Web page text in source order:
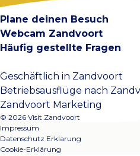
Plane deinen Besuch
Webcam Zandvoort
Häufig gestellte Fragen
Geschäftlich in Zandvoort
Betriebsausflüge nach
Zandvoort Marketing
© 2026 Visit Zandvoort
Impressum
Datenschutz Erklarung
Cookie-Erklärung